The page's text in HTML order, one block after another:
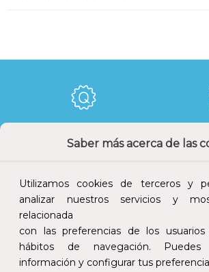
Saber más acerca de las
Utilizamos cookies de terceros y
analizar nuestros servicios y
relacionada
con las preferencias de los
hábitos de navegación.
información y configurar tus
Calidad y precio
Devoluciones